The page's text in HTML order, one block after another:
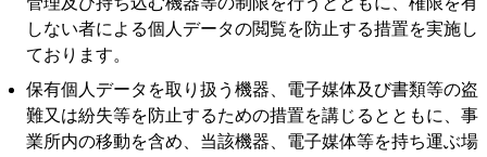
しない者による個⼈データの閲覧を防⽌する措置を実施し
ております。
保有個⼈データを取り扱う機器、電⼦媒体及び書類等の盗
難⼜は紛失等を防⽌するための措置を講じるとともに、事
業所内の移動を含め、当該機器、電⼦媒体等を持ち運ぶ場